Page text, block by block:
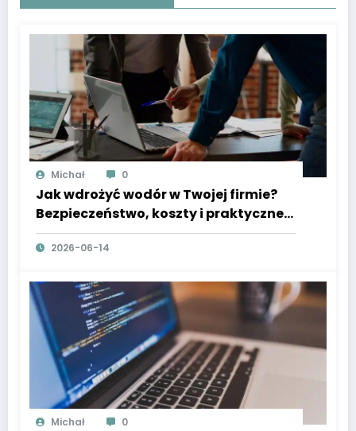
Michał 0
Jak wdrożyć wodór w Twojej firmie?
Bezpieczeństwo, koszty i praktyczne
porady
2026-06-14
Michał 0